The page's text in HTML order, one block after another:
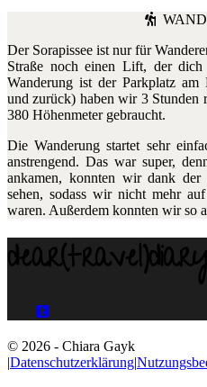
Der Sorapissee ist nur für
Straße noch einen Lift, der
Wanderung ist der Parkplatz am
und zurück) haben wir 3 Stunden
380 Höhenmeter gebraucht.
Die Wanderung startet sehr
anstrengend. Das war super,
ankamen, konnten wir dank der
sehen, sodass wir nicht mehr
waren. Außerdem konnten wir so
© 2026 - Chiara Gayk
|Datenschutzerklärung|